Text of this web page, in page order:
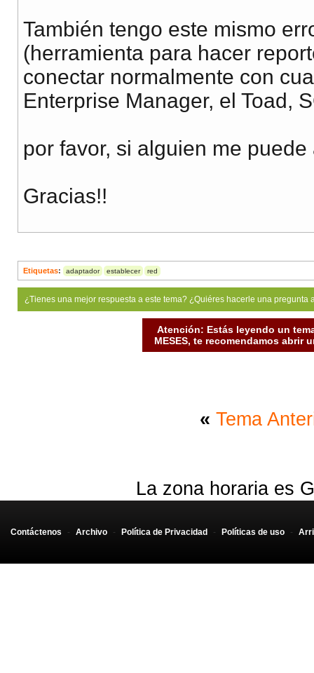
También tengo este mismo
(herramienta para hacer
conectar normalmente con
Enterprise Manager, el Toad,
por favor, si alguien me
Gracias!!
Etiquetas: adaptador establecer red
¿Tienes una mejor respuesta a este tema? ¿Quiéres hacerle una
Atención: Estás leyendo un
MESES, te recomendamos abrir
« Tema
La zona horaria es
Contáctenos - Archivo - Política de Privacidad - Políticas de uso -